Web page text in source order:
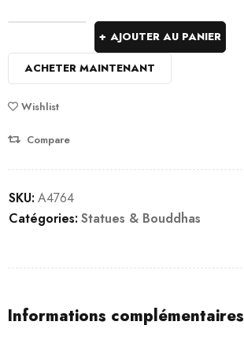
AJOUTER AU PANIER
ACHETER MAINTENANT
Wishlist
Compare
SKU: A4764
Catégories: Statues & Bouddhas
Informations complémentaires